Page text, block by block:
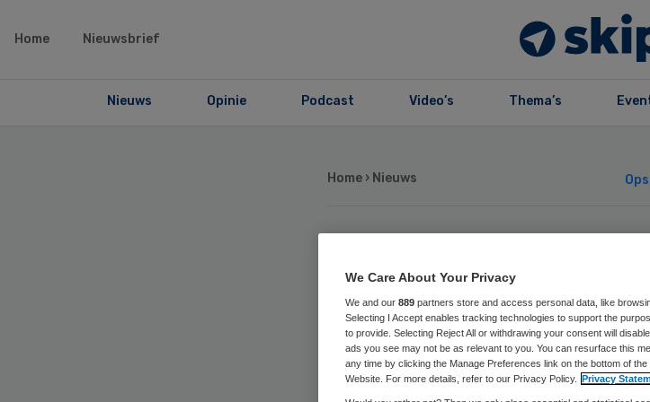
Home Nieuwsbrief
Nieuws Opinie Podcast Video’s Thema’s
Home › Nieuws
Tandartsen
borende
We Care About Your Privacy
We and our 889 partners store and access personal data, like
Selecting I Accept enables tracking technologies to support the
to provide. Selecting Reject All or withdrawing your consent will
ads you see may not be as relevant to you. You can resurface this
any time by clicking the Manage Preferences link on the bottom of
Website. For more details, refer to our Privacy Policy. Privacy